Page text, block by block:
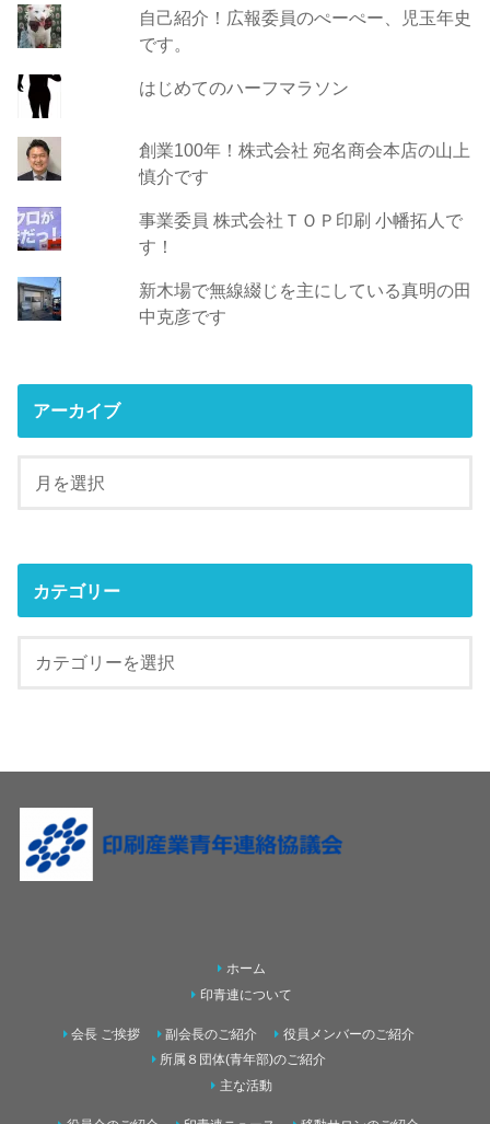
自己紹介！広報委員のぺーぺー、児玉年史
です。
はじめてのハーフマラソン
創業100年！株式会社 宛名商会本店の山上
慎介です
事業委員 株式会社ＴＯＰ印刷 小幡拓人で
す！
新木場で無線綴じを主にしている真明の田
中克彦です
アーカイブ
カテゴリー
ホーム
印青連について
会長 ご挨拶 副会長のご紹介
役員メンバーのご紹介
所属８団体(青年部)のご紹介
主な活動